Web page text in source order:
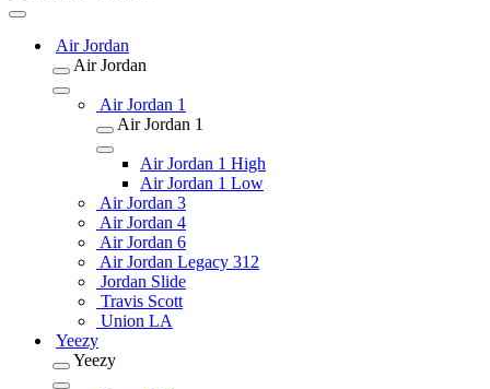
Air Jordan
Air Jordan
Air Jordan 1
Air Jordan 1
Air Jordan 1 High
Air Jordan 1 Low
Air Jordan 3
Air Jordan 4
Air Jordan 6
Air Jordan Legacy 312
Jordan Slide
Travis Scott
Union LA
Yeezy
Yeezy